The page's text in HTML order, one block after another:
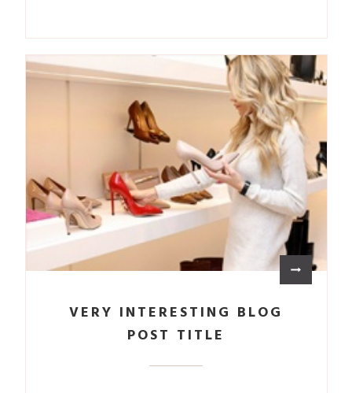
VERY INTERESTING BLOG
POST TITLE